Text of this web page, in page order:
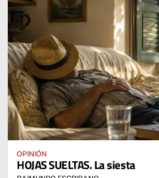
OPINIÓN
HOJAS SUELTAS. La siesta